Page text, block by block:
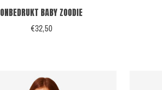
ONBEDRUKT BABY ZOODIE
€32,50